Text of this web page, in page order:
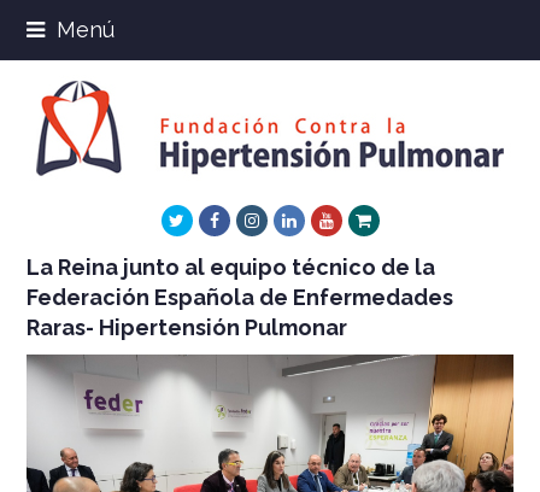
Menú
TwitterFacebookInstagram
LinkedInYoutube
Xing
La Reina junto al equipo técnico de la
Federación Española de Enfermedades
Raras- Hipertensión Pulmonar